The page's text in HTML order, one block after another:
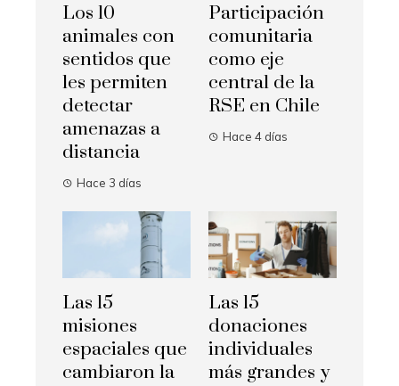
Los 10
animales con
sentidos que
les permiten
detectar
amenazas a
distancia
Hace 3 días
Participación
comunitaria
como eje
central de la
RSE en Chile
Hace 4 días
Las 15
misiones
espaciales que
cambiaron la
Las 15
donaciones
individuales
más grandes y